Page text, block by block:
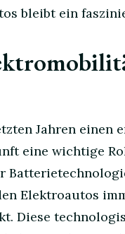
bleibt ein
Jahren einen
eine wichtige
Elektroautos
Diese